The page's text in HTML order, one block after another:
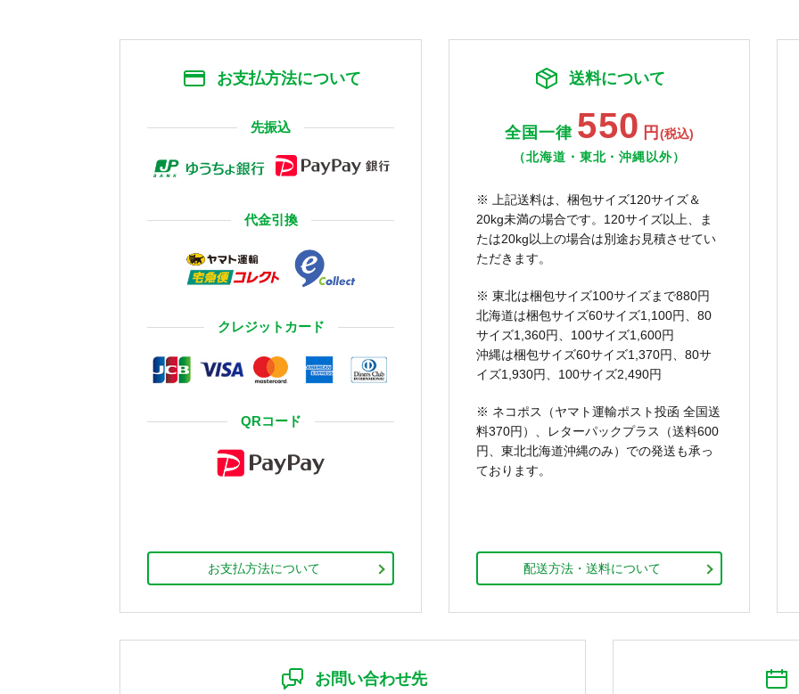
お支払方法について
先振込
代金引換
クレジットカード
QRコード
お支払方法について
送料について
全国一律 550 円 (税込)
（北海道・東北・沖縄以外）
※ 上記送料は、梱包サイズ120サイズ＆
20kg未満の場合です。120サイズ以上、ま
たは20kg以上の場合は別途お見積させてい
ただきます。
※ 東北は梱包サイズ100サイズまで880円
北海道は梱包サイズ60サイズ1,100円、80
サイズ1,360円、100サイズ1,600円
沖縄は梱包サイズ60サイズ1,370円、80サ
イズ1,930円、100サイズ2,490円
※ ネコポス（ヤマト運輸ポスト投函 全国送
料370円）、レターパックプラス（送料600
円、東北北海道沖縄のみ）での発送も承っ
ております。
配送方法・送料について
お問い合わせ先